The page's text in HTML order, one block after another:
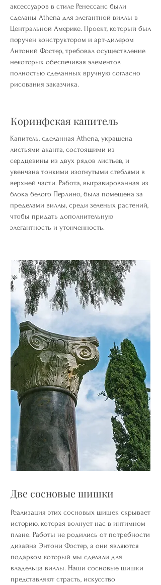
аксессуаров в стиле Ренессанс были
сделаны Athena для элегантной виллы в
Центральной Америке. Проект, который был
поручен конструктором и арт-дилером
Антоний Фостер, требовал осуществление
некоторых обеспечивая элементов
полностью сделанных вручную согласно
рисования заказчика.
Коринфская капитель
Капитель, сделанная Athena, украшена
листьями аканта, состоящими из
сердцевины из двух рядов листьев, и
увенчана тонкими изогнутыми стеблями в
верхней части. Работа, выгравированная из
блока белого Перлино, была помещена за
пределами виллы, среди зеленых растений,
чтобы придать дополнительную
элегантность и утонченность.
Две сосновые шишки
Реализация этих сосновых шишек скрывает
историю, которая волнует нас в интимном
плане. Работы не родились от потребности
дизайна Энтони Фостер, а они являются
подарком который мы сделали для
владельца виллы. Наши сосновые шишки
представляют страсть, искусство